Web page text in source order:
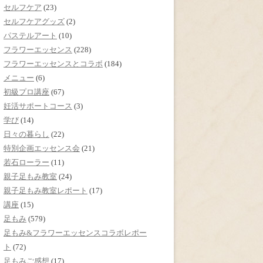
セルフケア (23)
セルフケアグッズ (2)
パステルアート (10)
フラワーエッセンス (228)
フラワーエッセンスとコラボ (184)
メニュー (6)
初級プロ講座 (67)
妊活サポートコース (3)
学び (14)
日々の暮らし (22)
特別企画エッセンス会 (21)
若石ローラー (11)
親子足もみ教室 (24)
親子足もみ教室レポート (17)
講座 (15)
足もみ (579)
足もみ&フラワーエッセンスコラボレポー
ト (72)
足もみご感想 (17)